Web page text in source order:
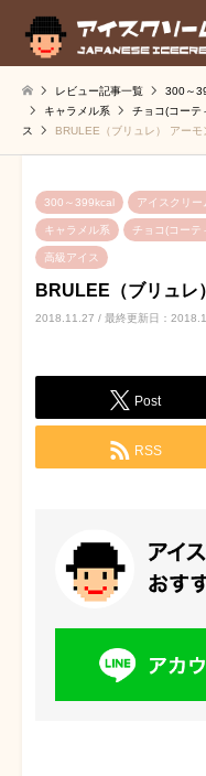
レビュー記事一覧 300～
キャラメル系
チョコ(コーテ
ス
BRULEE（ブリュレ） アーモ
300～399kcal アイスクリー
キャラメル系 チョコ(コーテ
高級アイス
BRULEE（ブリュレ
2018.11.27 / 最終更新日：
Post
RSS